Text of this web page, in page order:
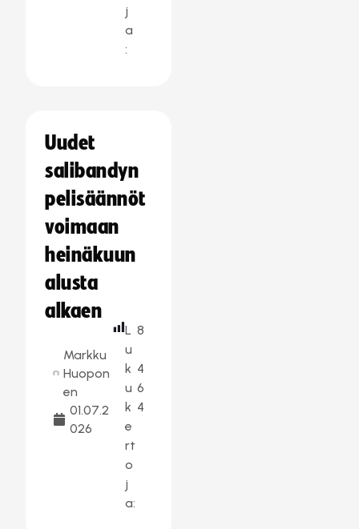
j
a
:
Uudet
salibandyn
pelisäännöt
voimaan
heinäkuun
alusta
alkaen
Markku
Huopon
en
01.07.2
026
L
u
k
u
k
e
rt
o
j
a:
8
4
6
4